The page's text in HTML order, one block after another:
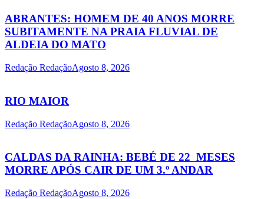
ABRANTES: HOMEM DE 40 ANOS MORRE
SUBITAMENTE NA PRAIA FLUVIAL DE
ALDEIA DO MATO
Redação RedaçãoAgosto 8, 2026
RIO MAIOR
Redação RedaçãoAgosto 8, 2026
CALDAS DA RAINHA: BEBÉ DE 22 MESES
MORRE APÓS CAIR DE UM 3.º ANDAR
Redação RedaçãoAgosto 8, 2026